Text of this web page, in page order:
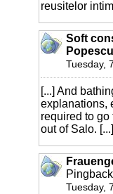
reusitelor
Soft
Tuesday,
[...] And
explanations,
required to go
out of Salo. [...]
Tuesday,